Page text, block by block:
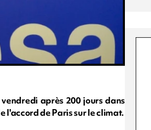
après 200 jours dans
l'accord de Paris sur le climat.